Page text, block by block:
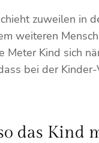
zuweilen in
weiteren
Meter Kind sich
bei der
das Kind